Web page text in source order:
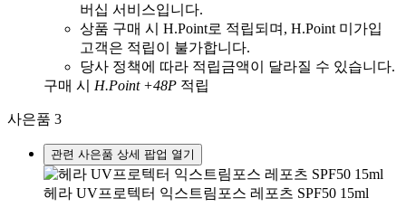
버십 서비스입니다.
상품 구매 시 H.Point로 적립되며, H.Point 미가입
고객은 적립이 불가합니다.
당사 정책에 따라 적립금액이 달라질 수 있습니다.
구매 시 H.Point +48P 적립
사은품 3
관련 사은품 상세 팝업 열기
헤라 UV프로텍터 익스트림포스 레포츠 SPF50 15ml